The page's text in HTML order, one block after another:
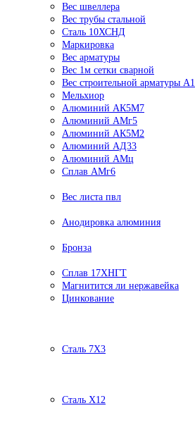
Вес швеллера
Вес трубы стальной
Сталь 10ХСНД
Маркировка
Вес арматуры
Вес 1м сетки сварной
Вес строительной арматуры А1
Мельхиор
Алюминий АК5М7
Алюминий АМг5
Алюминий АК5М2
Алюминий АД33
Алюминий АМц
Сплав АМг6
Вес листа пвл
Анодировка алюминия
Бронза
Сплав 17ХНГТ
Магнитится ли нержавейка
Цинкование
Сталь 7Х3
Сталь Х12